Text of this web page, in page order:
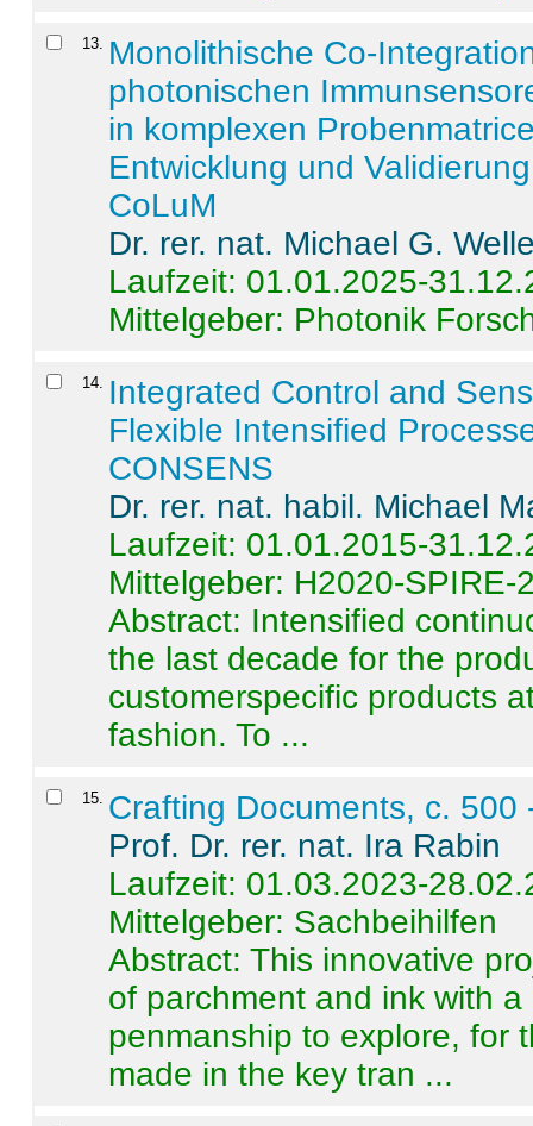
13
Monolithische Co-
photonischen
in komplexen
Entwicklung und
CoLuM
Dr. rer. nat. Michael G.
Laufzeit: 01.01.2025-
Mittelgeber: Photonik
14
Integrated Control and
Flexible Intensified
CONSENS
Dr. rer. nat. habil. Michael
Laufzeit: 01.01.2015-
Mittelgeber: H2020-SPIRE-
Abstract: Intensified
the last decade for the
customerspecific products
fashion. To ...
15 Crafting Documents, c. 500
Prof. Dr. rer. nat. Ira Rabin
Laufzeit: 01.03.2023-
Mittelgeber: Sachbeihilfen
Abstract:This innovative
of parchment and ink with
penmanship to explore, for
made in the key tran ...